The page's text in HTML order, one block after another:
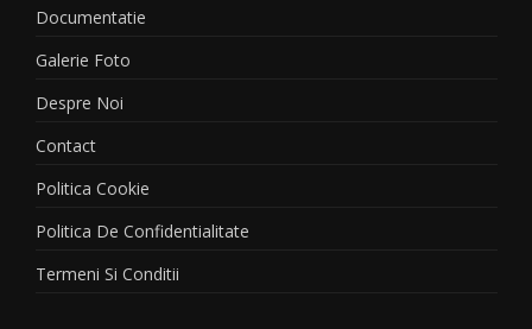
Documentatie
Galerie Foto
Despre Noi
Contact
Politica Cookie
Politica De Confidentialitate
Termeni Si Conditii